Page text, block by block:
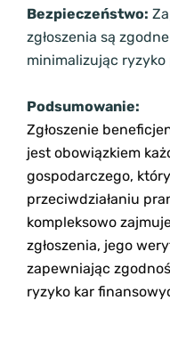
Bezpieczeństwo:
zgłoszenia są
minimalizując ryzyko
Podsumowanie:
Zgłoszenie
jest obowiązkiem
gospodarczego,
przeciwdziałaniu
kompleksowo
zgłoszenia, jego
zapewniając
ryzyko kar